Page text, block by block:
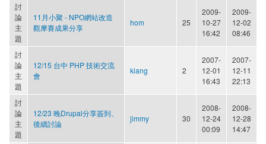
討
論
主
題
11月小聚 - NPO網站改造
觀摩賽成果分享
hom 25
2009-
10-27
16:42
2009-
12-02
08:46
討
論
主
題
12/15 台中 PHP 技術交流
會
kiang 2
2007-
12-01
16:43
2007-
12-11
22:13
討
論
主
題
12/23 晚Drupal分享簽到、
後續討論
jimmy 30
2008-
12-24
00:09
2008-
12-28
14:47